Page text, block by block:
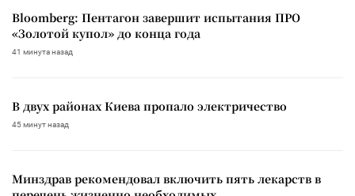
Bloomberg: Пентагон завершит испытания ПРО
«Золотой купол» до конца года
41 минута назад
В двух районах Киева пропало электричество
45 минут назад
Минздрав рекомендовал включить пять лекарств в